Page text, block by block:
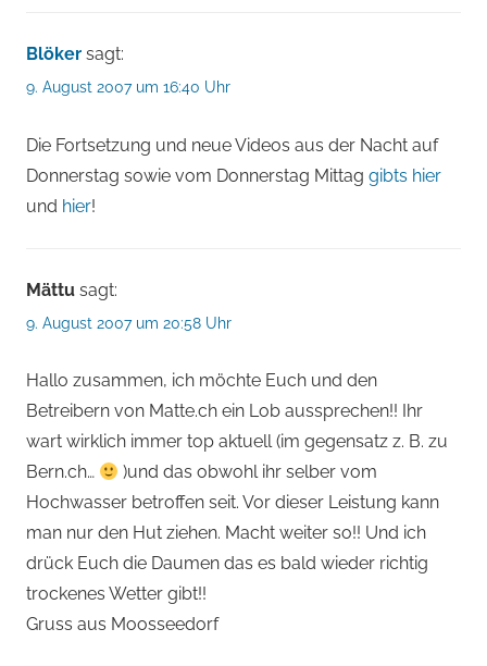
Blöker sagt:
9. August 2007 um 16:40 Uhr
Die Fortsetzung und neue Videos aus der Nacht auf
Donnerstag sowie vom Donnerstag Mittag gibts hier
und hier!
Mättu sagt:
9. August 2007 um 20:58 Uhr
Hallo zusammen, ich möchte Euch und den
Betreibern von Matte.ch ein Lob aussprechen!! Ihr
wart wirklich immer top aktuell (im gegensatz z. B. zu
Bern.ch…
)und das obwohl ihr selber vom
Hochwasser betroffen seit. Vor dieser Leistung kann
man nur den Hut ziehen. Macht weiter so!! Und ich
drück Euch die Daumen das es bald wieder richtig
trockenes Wetter gibt!!
Gruss aus Moosseedorf